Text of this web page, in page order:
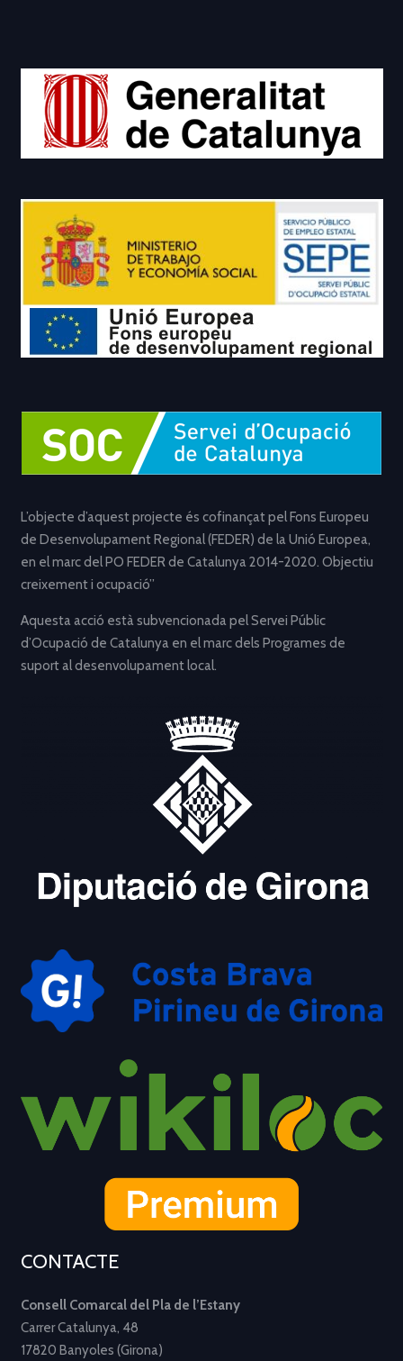
L’objecte d’aquest projecte és cofinançat pel Fons Europeu
de Desenvolupament Regional (FEDER) de la Unió Europea,
en el marc del PO FEDER de Catalunya 2014-2020. Objectiu
creixement i ocupació”
Aquesta acció està subvencionada pel Servei Públic
d’Ocupació de Catalunya en el marc dels Programes de
suport al desenvolupament local.
CONTACTE
Consell Comarcal del Pla de l’Estany
Carrer Catalunya, 48
17820 Banyoles (Girona)